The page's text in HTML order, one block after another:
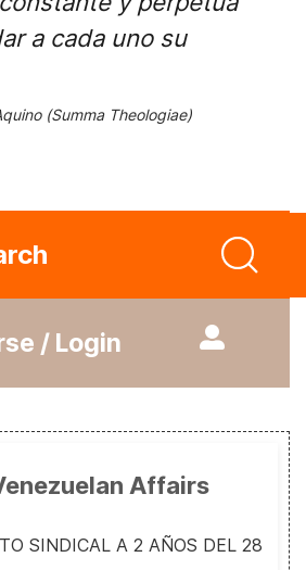
a cada uno su
(Summa Theologiae)
/ Login
Affairs
SINDICAL A 2 AÑOS DEL 28